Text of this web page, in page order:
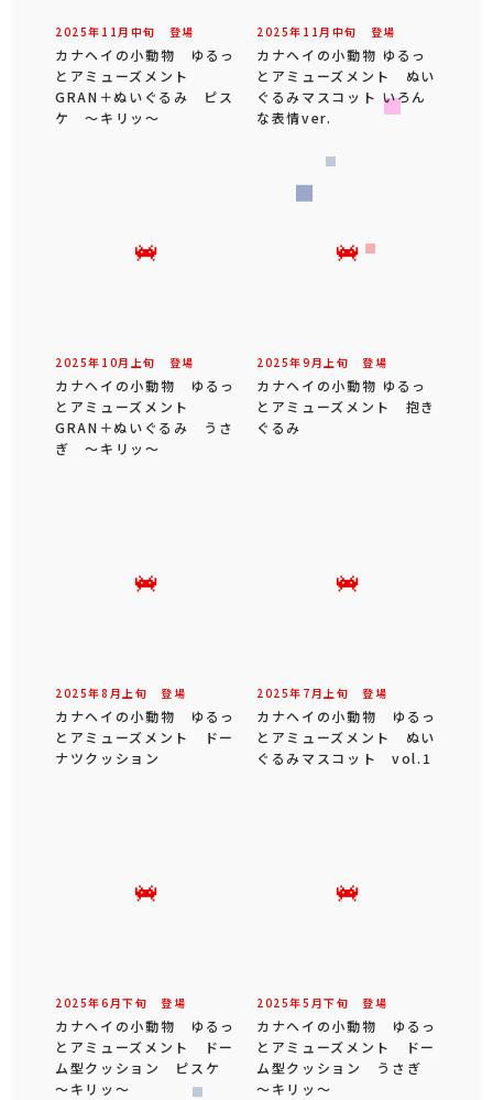
2025年 11 月 中旬 登場
カナヘイの小動物 ゆるっ
とアミューズメント
GRAN＋ぬいぐるみ ピス
ケ ～キリッ～
2025年 11 月 中旬 登場
カナヘイの小動物 ゆるっ
とアミューズメント ぬい
ぐるみマスコット いろん
な表情ver.
2025年 10月 上旬 登場
カナヘイの小動物 ゆるっ
とアミューズメント
GRAN＋ぬいぐるみ うさ
ぎ ～キリッ～
2025年9 月 上旬 登場
カナヘイの小動物 ゆるっ
とアミューズメント 抱き
ぐるみ
2025年8 月 上旬 登場
カナヘイの小動物 ゆるっ
とアミューズメント ドー
ナツクッション
2025年 7 月 上旬 登場
カナヘイの小動物 ゆるっ
とアミューズメント ぬい
ぐるみマスコット vol.1
2025年6 月下旬 登場
カナヘイの小動物 ゆるっ
とアミューズメント ドー
ム型クッション ピスケ
～キリッ～
2025年5 月下旬 登場
カナヘイの小動物 ゆるっ
とアミューズメント ドー
ム型クッション うさぎ
～キリッ～